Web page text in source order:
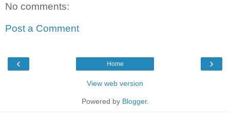
No comments:
Post a Comment
‹ ›
Home
View web version
Powered by Blogger.